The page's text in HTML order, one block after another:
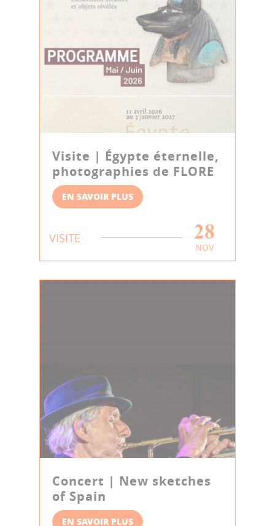
Visite | Égypte éternelle,
photographies de FLORE
EN SAVOIR PLUS
VISITE 28
NOV
Concert | New sketches
of Spain
EN SAVOIR PLUS